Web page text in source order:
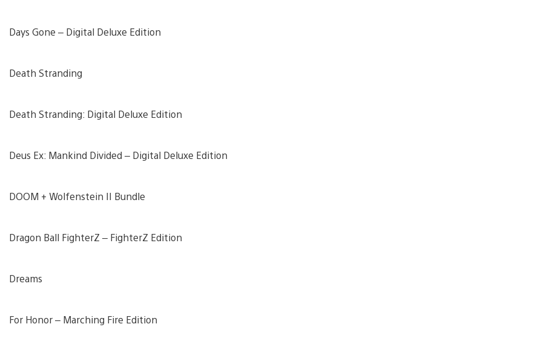
Days Gone – Digital Deluxe Edition
Death Stranding
Death Stranding: Digital Deluxe Edition
Deus Ex: Mankind Divided – Digital Deluxe Edition
DOOM + Wolfenstein II Bundle
Dragon Ball FighterZ – FighterZ Edition
Dreams
For Honor – Marching Fire Edition